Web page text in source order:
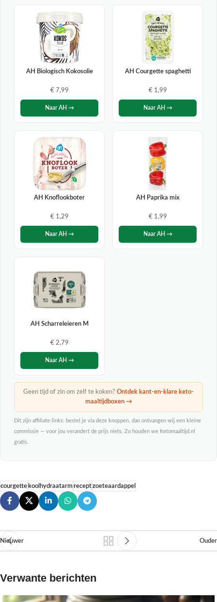
AH Biologisch Kokosolie
€ 7,99
Naar AH →
AH Courgette spaghetti
€ 1,99
Naar AH →
AH Knoflookboter
€ 1,29
Naar AH →
AH Paprika mix
€ 1,99
Naar AH →
AH Scharreleieren M
€ 2,79
Naar AH →
Geen tijd of zin om zelf te koken? Ontdek kant-en-klare keto-
maaltijdboxen →
Dit zijn affiliate-links: bestel je via deze knoppen, dan ontvangen wij een kleine
commissie — voor jou verandert de prijs niets. Zo houden we Ketomaaltijd.nl
gratis.
courgette koolhydraatarm receptzoeteaardappel
Nieuwer Ouder
Verwante berichten